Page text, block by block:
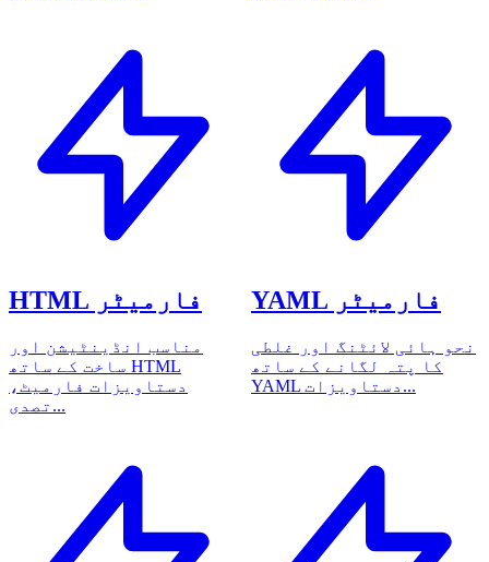
HTML فارمیٹر
مناسب انڈینٹیشن اور
ساخت کے ساتھ HTML
دستاویزات فارمیٹ،
تصدی...
YAML فارمیٹر
نحو ہائی لائٹنگ اور غلطی
کا پتہ لگانے کے ساتھ
YAML دستاویزات...